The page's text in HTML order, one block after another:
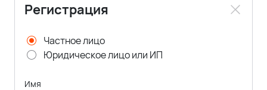
Регистрация
Частное лицо
Юридическое лицо или ИП
Имя